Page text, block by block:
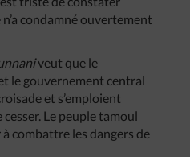
condamné ouvertement
veut que le
le gouvernement central
et s’emploient
Le peuple tamoul
combattre les dangers de